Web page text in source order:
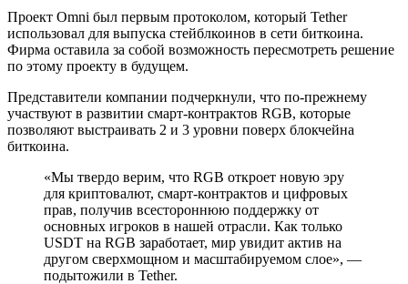
Проект Omni был первым протоколом, который Tether
использовал для выпуска стейблкоинов в сети биткоина.
Фирма оставила за собой возможность пересмотреть решение
по этому проекту в будущем.
Представители компании подчеркнули, что по-прежнему
участвуют в развитии смарт-контрактов RGB, которые
позволяют выстраивать 2 и 3 уровни поверх блокчейна
биткоина.
«Мы твердо верим, что RGB откроет новую эру
для криптовалют, смарт-контрактов и цифровых
прав, получив всестороннюю поддержку от
основных игроков в нашей отрасли. Как только
USDT на RGB заработает, мир увидит актив на
другом сверхмощном и масштабируемом слое», —
подытожили в Tether.